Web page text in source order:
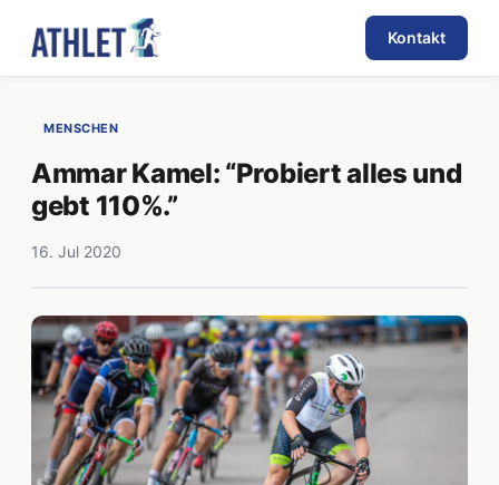
Kontakt
MENSCHEN
Ammar Kamel: “Probiert alles und
gebt 110%.”
16. Jul 2020